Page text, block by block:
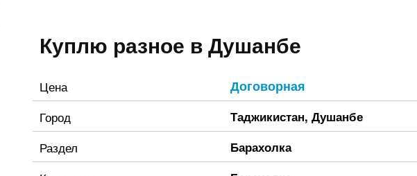
Куплю разное в Душанбе
Цена Договорная
Город Таджикистан, Душанбе
Раздел Барахолка